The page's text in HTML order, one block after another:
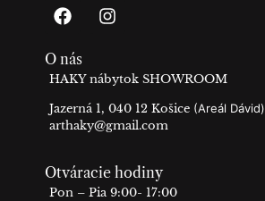
O nás
HAKY nábytok SHOWROOM
Jazerná 1, 040 12 Košice (Areál Dávid)
arthaky@gmail.com
Otváracie hodiny
Pon – Pia 9:00- 17:00